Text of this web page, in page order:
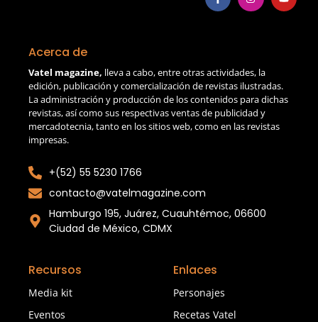
Acerca de
Vatel magazine, lleva a cabo, entre otras actividades, la
edición, publicación y comercialización de revistas ilustradas.
La administración y producción de los contenidos para dichas
revistas, así como sus respectivas ventas de publicidad y
mercadotecnia, tanto en los sitios web, como en las revistas
impresas.
+(52) 55 5230 1766
contacto@vatelmagazine.com
Hamburgo 195, Juárez, Cuauhtémoc, 06600
Ciudad de México, CDMX
Recursos
Media kit
Eventos
Enlaces
Personajes
Recetas Vatel